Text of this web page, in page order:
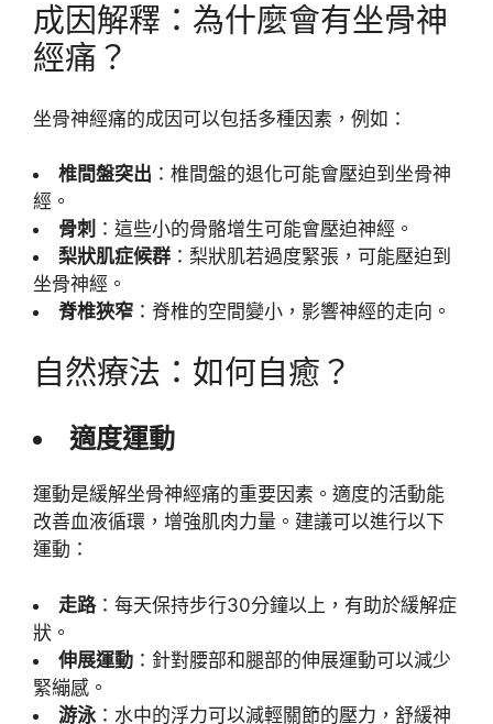
成因解釋：為什麼會有坐骨神
經痛？
坐骨神經痛的成因可以包括多種因素，例如：
椎間盤突出 ：椎間盤的退化可能會壓迫到坐骨神
經。
骨刺 ：這些小的骨骼增生可能會壓迫神經。
梨狀肌症候群 ：梨狀肌若過度緊張，可能壓迫到
坐骨神經。
脊椎狹窄 ：脊椎的空間變小，影響神經的走向。
自然療法：如何自癒？
適度運動
運動是緩解坐骨神經痛的重要因素。適度的活動能
改善血液循環，增強肌肉力量。建議可以進行以下
運動：
走路：每天保持步行30分鐘以上，有助於緩解症
狀。
伸展運動 ：針對腰部和腿部的伸展運動可以減少
緊繃感。
游泳 ：水中的浮力可以減輕關節的壓力，舒緩神